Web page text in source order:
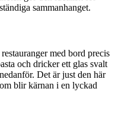
sammanhanget.
med bord precis
och dricker ett glas svalt
Det är just den här
blir kärnan i en lyckad